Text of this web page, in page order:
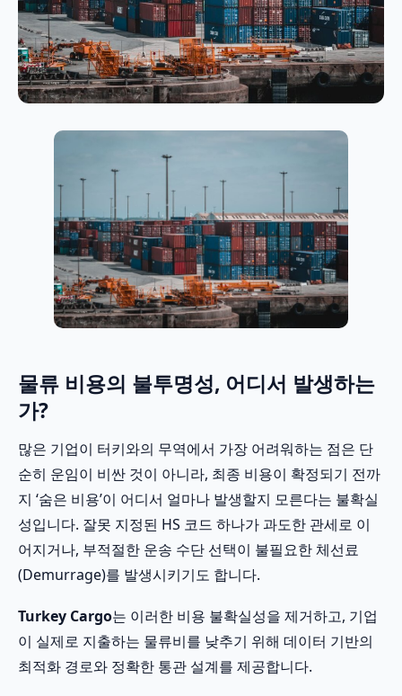
물류 비용의 불투명성, 어디서 발생하는
가?
많은 기업이 터키와의 무역에서 가장 어려워하는 점은 단
순히 운임이 비싼 것이 아니라, 최종 비용이 확정되기 전까
지 ‘숨은 비용’이 어디서 얼마나 발생할지 모른다는 불확실
성입니다. 잘못 지정된 HS 코드 하나가 과도한 관세로 이
어지거나, 부적절한 운송 수단 선택이 불필요한 체선료
(Demurrage)를 발생시키기도 합니다.
Turkey Cargo는 이러한 비용 불확실성을 제거하고, 기업
이 실제로 지출하는 물류비를 낮추기 위해 데이터 기반의
최적화 경로와 정확한 통관 설계를 제공합니다.